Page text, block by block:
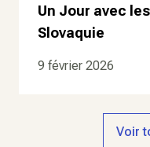
Un Jour avec
Slovaquie
9 février 2026
Voir